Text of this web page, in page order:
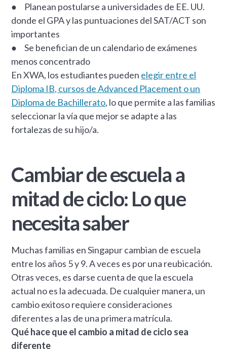
● Planean postularse a universidades de EE. UU.
donde el GPA y las puntuaciones del SAT/ACT son
importantes
● Se benefician de un calendario de exámenes
menos concentrado
En XWA, los estudiantes pueden elegir entre el
Diploma IB, cursos de Advanced Placement o un
Diploma de Bachillerato, lo que permite a las familias
seleccionar la vía que mejor se adapte a las
fortalezas de su hijo/a.
Cambiar de escuela a
mitad de ciclo: Lo que
necesita saber
Muchas familias en Singapur cambian de escuela
entre los años 5 y 9. A veces es por una reubicación.
Otras veces, es darse cuenta de que la escuela
actual no es la adecuada. De cualquier manera, un
cambio exitoso requiere consideraciones
diferentes a las de una primera matrícula.
Qué hace que el cambio a mitad de ciclo sea
diferente